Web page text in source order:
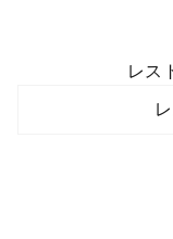
レス